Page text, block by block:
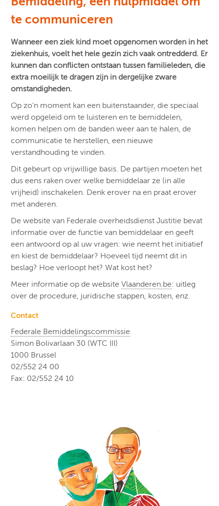
te communiceren
Wanneer een ziek kind moet opgenomen worden in het
ziekenhuis, voelt het hele gezin zich vaak ontredderd. Er
kunnen dan conflicten ontstaan tussen familieleden, die
extra moeilijk te dragen zijn in dergelijke zware
omstandigheden.
Op zo’n moment kan een buitenstaander, die speciaal
werd opgeleid om te luisteren en te bemiddelen,
komen helpen om de banden weer aan te halen, de
communicatie te herstellen, een nieuwe
verstandhouding te vinden.
Dit gebeurt op vrijwillige basis. De partijen moeten het
dus eens raken over welke bemiddelaar ze (in alle
vrijheid) inschakelen. Denk erover na en praat erover
met anderen.
De website van Federale overheidsdienst Justitie bevat
informatie over de functie van bemiddelaar en geeft
een antwoord op al uw vragen: wie neemt het initiatief
en kiest de bemiddelaar? Hoeveel tijd neemt dit in
beslag? Hoe verloopt het? Wat kost het?
Meer informatie op de websiteVlaanderen.be: uitleg
over de procedure, juridische stappen, kosten, enz.
Contact
Federale Bemiddelingscommissie
Simon Bolivarlaan 30 (WTC III)
1000 Brussel
02/552 24 00
Fax: 02/552 24 10